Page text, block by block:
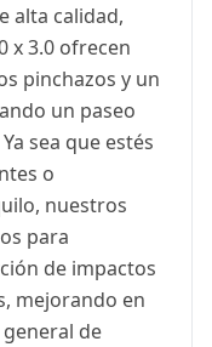
alta calidad,
x 3.0 ofrecen
pinchazos y un
un paseo
sea que estés
o
nuestros
para
de impactos
mejorando en
de